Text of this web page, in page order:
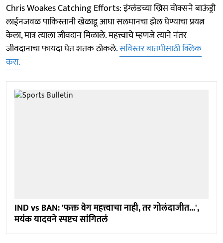
Chris Woakes Catching Efforts: इंग्लंडच्या ख्रिस वोक्सने बाऊंड्री
लाईनजवळ पाकिस्तानी खेळाडू आघा सलमानचा झेल घेण्याचा प्रयत्न
केला, मात्र त्याला जीवदान मिळाले. महत्त्वाचे म्हणजे त्याने नंतर
जीवदानाचा फायदा घेत शतक ठोकले.सविस्तर बातमीसाठी क्लिक
करा.
IND vs BAN: 'फक्त वेग महत्त्वाचा नाही, तर गोलंदाजीत...',
मयंक यादवने स्पष्टच सांगितलं